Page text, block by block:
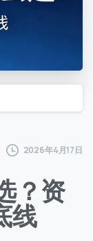
2026年4月17日
？资
线